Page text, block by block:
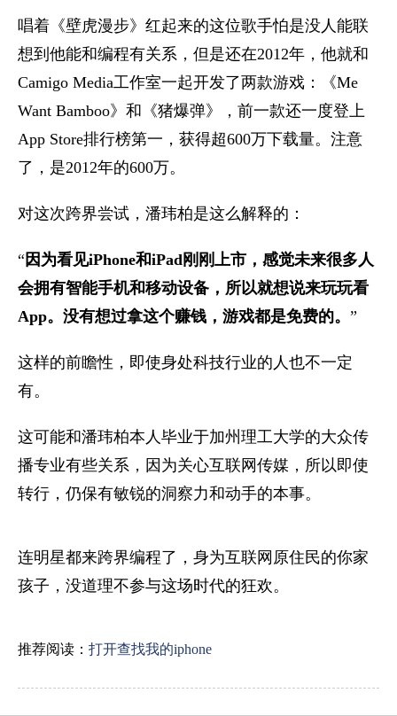
唱着《壁虎漫步》红起来的这位歌手怕是没人能联
想到他能和编程有关系，但是还在2012年，他就和
Camigo Media工作室一起开发了两款游戏：《Me
Want Bamboo》和《猪爆弹》，前一款还一度登上
App Store排行榜第一，获得超600万下载量。注意
了，是2012年的600万。
对这次跨界尝试，潘玮柏是这么解释的：
“因为看见iPhone和iPad刚刚上市，感觉未来很多人
会拥有智能手机和移动设备，所以就想说来玩玩看
App。没有想过拿这个赚钱，游戏都是免费的。 ”
这样的前瞻性，即使身处科技行业的人也不一定
有。
这可能和潘玮柏本人毕业于加州理工大学的大众传
播专业有些关系，因为关心互联网传媒，所以即使
转行，仍保有敏锐的洞察力和动手的本事。
连明星都来跨界编程了，身为互联网原住民的你家
孩子，没道理不参与这场时代的狂欢。
推荐阅读： 打开查找我的iphone